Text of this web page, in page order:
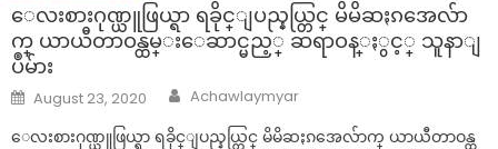
ေလးစားဂုဏ္ယူဖြယ္ရာ ရခိုင္ျပည္နယ္တြင္ မိမိဆႏၵအေလ်ာ
က္ ယာယီတာဝန္ထမ္းေဆာင္မည့္ ဆရာဝန္ႏွင့္ သူနာျ
ပဳမ်ား
Posted
on
August 23, 2020 Author
Achawlaymyar
ေလးစားဂုဏ္ယူဖြယ္ရာ ရခိုင္ျပည္နယ္တြင္ မိမိဆႏၵအေလ်ာက္ ယာယီတာဝန္ထ